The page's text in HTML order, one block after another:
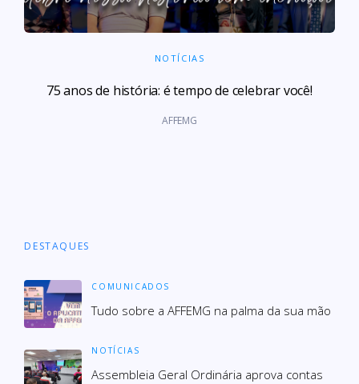
NOTÍCIAS
75 anos de história: é tempo de celebrar você!
AFFEMG
DESTAQUES
COMUNICADOS
Tudo sobre a AFFEMG na palma da sua mão
NOTÍCIAS
Assembleia Geral Ordinária aprova contas